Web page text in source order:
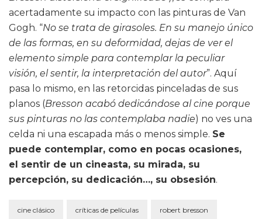
acertadamente su impacto con las pinturas de Van
Gogh. “No se trata de girasoles. En su manejo único
de las formas, en su deformidad, dejas de ver el
elemento simple para contemplar la peculiar
visión, el sentir, la interpretación del autor”. Aquí
pasa lo mismo, en las retorcidas pinceladas de sus
planos (Bresson acabó dedicándose al cine porque
sus pinturas no las contemplaba nadie) no ves una
celda ni una escapada más o menos simple. Se
puede contemplar, como en pocas ocasiones,
el sentir de un cineasta, su mirada, su
percepción, su dedicación…, su obsesión.
cine clásico críticas de películas robert bresson